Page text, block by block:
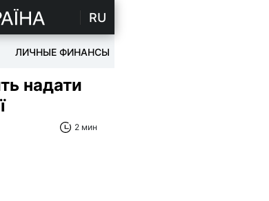
RU
ЛИЧНЫЕ ФИНАНСЫ
надати
2 мин